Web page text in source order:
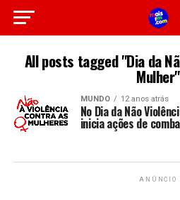
All posts tagged "Dia da
Mulher"
MUNDO 12 anos atrás
No Dia da Não
inicia ações de
ANÚNCIO